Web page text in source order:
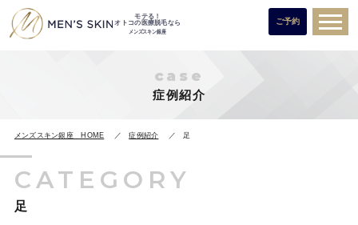
モテる！
オトコの医療脱毛なら
メンズスキン銀座
ご予約
case
症例紹介
メンズスキン銀座 HOME 症例紹介 足
CATEGORY
足